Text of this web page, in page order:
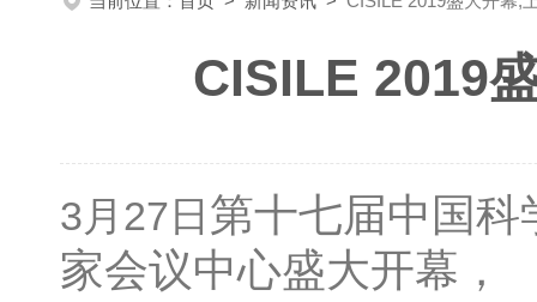
CISILE 2019
3月27日 第十七届中国科
家会议中心盛大开幕，